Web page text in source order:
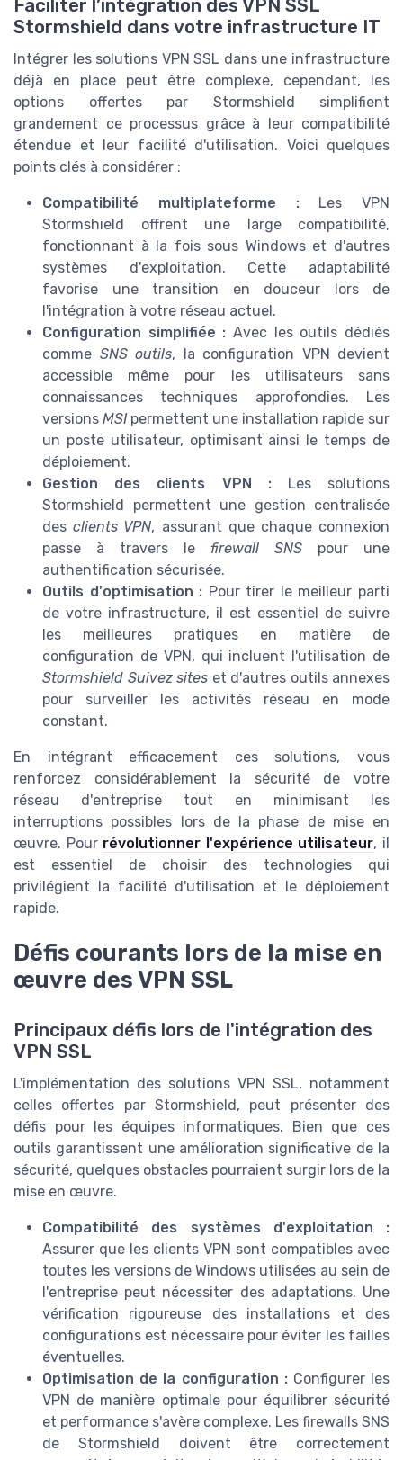
Faciliter l’intégration des VPN SSL
Stormshield dans votre infrastructure IT
Intégrer les solutions VPN SSL dans une infrastructure
déjà en place peut être complexe, cependant, les
options offertes par Stormshield simplifient
grandement ce processus grâce à leur compatibilité
étendue et leur facilité d'utilisation. Voici quelques
points clés à considérer :
Compatibilité multiplateforme :Les VPN
Stormshield offrent une large compatibilité,
fonctionnant à la fois sous Windows et d'autres
systèmes d'exploitation. Cette adaptabilité
favorise une transition en douceur lors de
l'intégration à votre réseau actuel.
Configuration simplifiée : Avec les outils dédiés
comme SNS outils, la configuration VPN devient
accessible même pour les utilisateurs sans
connaissances techniques approfondies. Les
versions MSIpermettent une installation rapide sur
un poste utilisateur, optimisant ainsi le temps de
déploiement.
Gestion des clients VPN :Les solutions
Stormshield permettent une gestion centralisée
desclients VPN, assurant que chaque connexion
passe à travers le firewall SNS pour une
authentification sécurisée.
Outils d'optimisation : Pour tirer le meilleur parti
de votre infrastructure, il est essentiel de suivre
les meilleures pratiques en matière de
configuration de VPN, qui incluent l'utilisation de
Stormshield Suivez sites et d'autres outils annexes
pour surveiller les activités réseau en mode
constant.
En intégrant efficacement ces solutions, vous
renforcez considérablement la sécurité de votre
réseau d'entreprise tout en minimisant les
interruptions possibles lors de la phase de mise en
œuvre. Pour révolutionner l'expérience utilisateur, il
est essentiel de choisir des technologies qui
privilégient la facilité d'utilisation et le déploiement
rapide.
Défis courants lors de la mise en
œuvre des VPN SSL
Principaux défis lors de l'intégration des
VPN SSL
L'implémentation des solutions VPN SSL, notamment
celles offertes par Stormshield, peut présenter des
défis pour les équipes informatiques. Bien que ces
outils garantissent une amélioration significative de la
sécurité, quelques obstacles pourraient surgir lors de la
mise en œuvre.
Compatibilité des systèmes d'exploitation :
Assurer que les clients VPN sont compatibles avec
toutes les versions de Windows utilisées au sein de
l'entreprise peut nécessiter des adaptations. Une
vérification rigoureuse des installations et des
configurations est nécessaire pour éviter les failles
éventuelles.
Optimisation de la configuration :Configurer les
VPN de manière optimale pour équilibrer sécurité
et performance s'avère complexe. Les firewalls SNS
de Stormshield doivent être correctement